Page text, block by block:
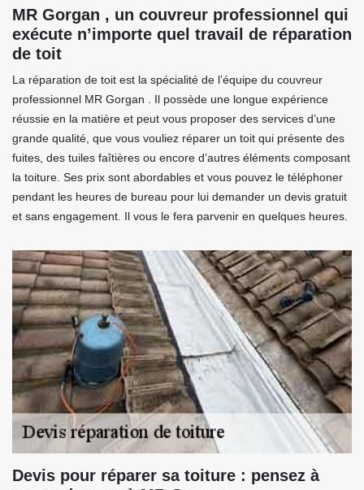
MR Gorgan , un couvreur professionnel qui
exécute n’importe quel travail de réparation
de toit
La réparation de toit est la spécialité de l’équipe du couvreur
professionnel MR Gorgan . Il possède une longue expérience
réussie en la matière et peut vous proposer des services d’une
grande qualité, que vous vouliez réparer un toit qui présente des
fuites, des tuiles faîtières ou encore d’autres éléments composant
la toiture. Ses prix sont abordables et vous pouvez le téléphoner
pendant les heures de bureau pour lui demander un devis gratuit
et sans engagement. Il vous le fera parvenir en quelques heures.
Devis pour réparer sa toiture : pensez à